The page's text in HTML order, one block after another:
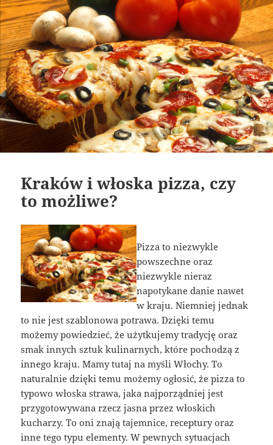
Kraków i włoska pizza, czy
to możliwe?
Pizza to niezwykle
powszechne oraz
niezwykle nieraz
napotykane danie nawet
w kraju. Niemniej jednak
to nie jest szablonowa potrawa. Dzięki temu
możemy powiedzieć, że użytkujemy tradycję oraz
smak innych sztuk kulinarnych, które pochodzą z
innego kraju. Mamy tutaj na myśli Włochy. To
naturalnie dzięki temu możemy ogłosić, że pizza to
typowo włoska strawa, jaka najporządniej jest
przygotowywana rzecz jasna przez włoskich
kucharzy. To oni znają tajemnice, receptury oraz
inne tego typu elementy. W pewnych sytuacjach